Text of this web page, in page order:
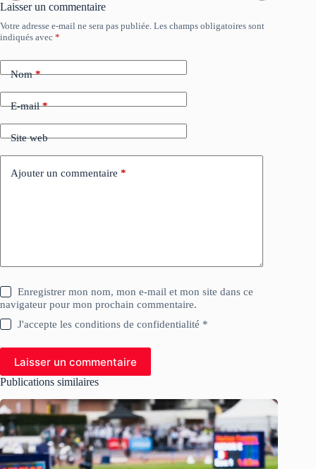
Laisser un commentaire
Votre adresse e-mail ne sera pas publiée. Les champs obligatoires sont
indiqués avec *
Nom*
E-mail*
Site web
Ajouter un commentaire *
Enregistrer mon nom, mon e-mail et mon site dans ce
navigateur pour mon prochain commentaire.
J'accepte les conditions de confidentialité *
Laisser un commentaire
Publications similaires